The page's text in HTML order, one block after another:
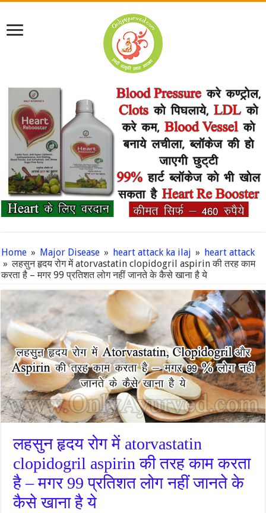
Home » Major Disease » heart attack ka ilaj » heart attack
» लहसुन हृदय रोग में atorvastatin clopidogril aspirin की तरह काम
करता है – मगर 99 प्रतिशत लोग नहीं जानते के कैसे खाना है ये
लहसुन हृदय रोग में atorvastatin
clopidogril aspirin की तरह काम करता
है – मगर 99 प्रतिशत लोग नहीं जानते के
कैसे खाना है ये